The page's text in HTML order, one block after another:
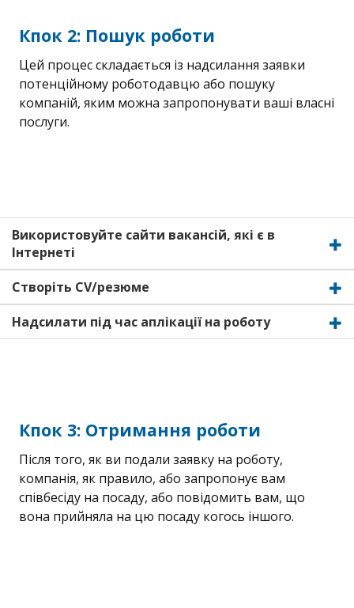
Кпок 2: Пошук роботи
Цей процес складається із надсилання заявки
потенційному роботодавцю або пошуку
компаній, яким можна запропонувати ваші власні
послуги.
Використовуйте сайти вакансій, які є в
Інтернеті
Створіть CV/резюме
Надсилати під час аплікації на роботу
Кпок 3: Отримання роботи
Після того, як ви подали заявку на роботу,
компанія, як правило, або запропонує вам
співбесіду на посаду, або повідомить вам, що
вона прийняла на цю посаду когось іншого.